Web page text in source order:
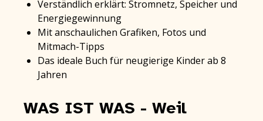
Verständlich erklärt: Stromnetz, Speicher und
Energiegewinnung
Mit anschaulichen Grafiken, Fotos und
Mitmach-Tipps
Das ideale Buch für neugierige Kinder ab 8
Jahren
WAS IST WAS - Weil